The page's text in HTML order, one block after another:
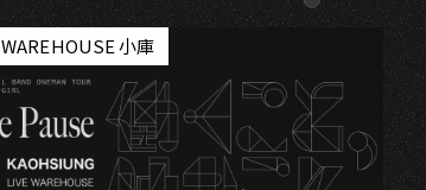
小庫